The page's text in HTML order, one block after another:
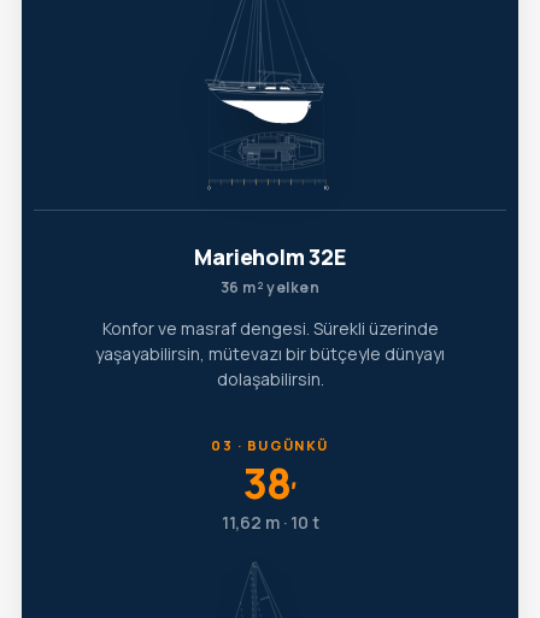
Marieholm 32E
36 m² yelken
Konfor ve masraf dengesi. Sürekli üzerinde
yaşayabilirsin, mütevazı bir bütçeyle dünyayı
dolaşabilirsin.
03 · BUGÜNKÜ
38′
11,62 m · 10 t